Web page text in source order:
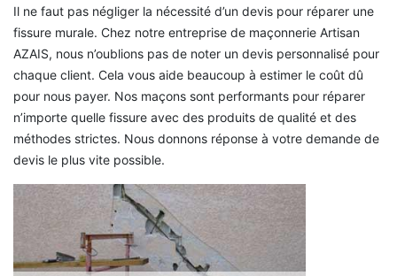
Il ne faut pas négliger la nécessité d’un devis pour réparer une
fissure murale. Chez notre entreprise de maçonnerie Artisan
AZAIS, nous n’oublions pas de noter un devis personnalisé pour
chaque client. Cela vous aide beaucoup à estimer le coût dû
pour nous payer. Nos maçons sont performants pour réparer
n’importe quelle fissure avec des produits de qualité et des
méthodes strictes. Nous donnons réponse à votre demande de
devis le plus vite possible.